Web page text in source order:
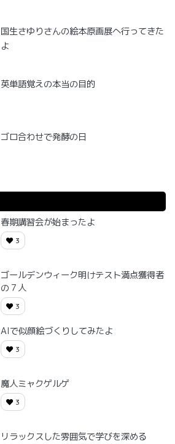
国生さゆりさんの絵本原画展へ行ってきた
よ
英単語覚えの本当の目的
ゴロ合わせで発酵の日
春期講習会が始まったよ
3
ゴールデンウィーク明けテスト満点獲得者
の７人
3
AIで似顔絵づくりしてみたよ
3
魔人ミャクゲルゲ
3
リラックスした雰囲気で学びを深める